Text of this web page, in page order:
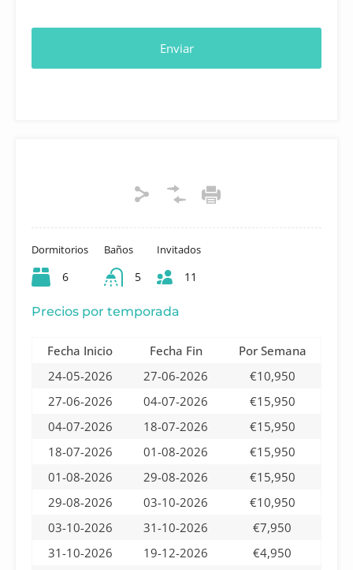
Dormitorios
6
Baños
5
Invitados
11
Precios por temporada
Fecha Inicio Fecha Fin
Por Semana
24-05-2026
27-06-2026
€10,950
27-06-2026
04-07-2026
€15,950
04-07-2026
18-07-2026
€15,950
18-07-2026
01-08-2026
€15,950
01-08-2026
29-08-2026
€15,950
29-08-2026
03-10-2026
€10,950
03-10-2026
31-10-2026
€7,950
31-10-2026
19-12-2026
€4,950
Enviar